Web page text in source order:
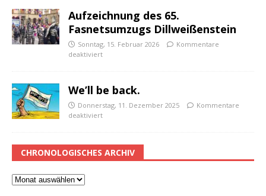
Aufzeichnung des 65.
Fasnetsumzugs Dillweißenstein
Sonntag, 15. Februar 2026
Kommentare
deaktiviert
We’ll be back.
Donnerstag, 11. Dezember 2025
Kommentare
deaktiviert
CHRONOLOGISCHES ARCHIV